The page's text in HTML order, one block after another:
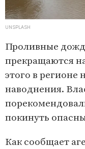
UNSPLASH
Проливные
прекращаются
этого в регионе
наводнения.
покинуть
Как сообщает